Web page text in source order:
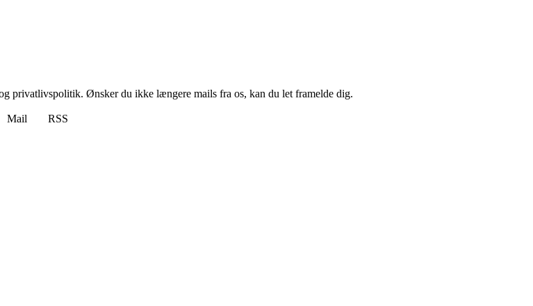
privatlivspolitik. Ønsker du ikke længere mails fra os, kan du let framelde dig.
Mail
RSS